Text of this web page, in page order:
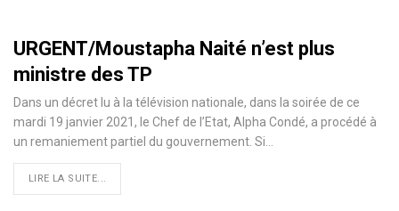
URGENT/Moustapha Naité n’est plus
ministre des TP
Dans un décret lu à la télévision nationale, dans la soirée de ce
mardi 19 janvier 2021, le Chef de l’Etat, Alpha Condé, a procédé à
un remaniement partiel du gouvernement. Si
LIRE LA SUITE...